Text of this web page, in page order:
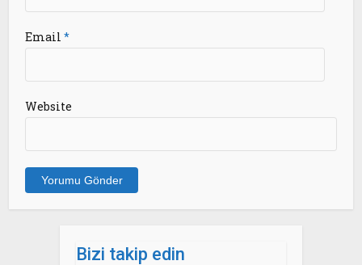
Email*
Website
Bizi takip edin